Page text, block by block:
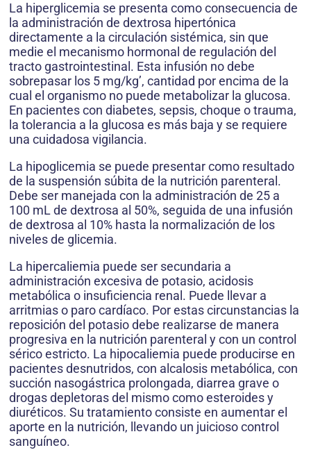
La hiperglicemia se presenta como consecuencia de
la administración de dextrosa hipertónica
directamente a la circulación sistémica, sin que
medie el mecanismo hormonal de regulación del
tracto gastrointestinal. Esta infusión no debe
sobrepasar los 5 mg/kg’, cantidad por encima de la
cual el organismo no puede metabolizar la glucosa.
En pacientes con diabetes, sepsis, choque o trauma,
la tolerancia a la glucosa es más baja y se requiere
una cuidadosa vigilancia.
La hipoglicemia se puede presentar como resultado
de la suspensión súbita de la nutrición parenteral.
Debe ser manejada con la administración de 25 a
100 mL de dextrosa al 50%, seguida de una infusión
de dextrosa al 10% hasta la normalización de los
niveles de glicemia.
La hipercaliemia puede ser secundaria a
administración excesiva de potasio, acidosis
metabólica o insuficiencia renal. Puede llevar a
arritmias o paro cardíaco. Por estas circunstancias la
reposición del potasio debe realizarse de manera
progresiva en la nutrición parenteral y con un control
sérico estricto. La hipocaliemia puede producirse en
pacientes desnutridos, con alcalosis metabólica, con
succión nasogástrica prolongada, diarrea grave o
drogas depletoras del mismo como esteroides y
diuréticos. Su tratamiento consiste en aumentar el
aporte en la nutrición, llevando un juicioso control
sanguíneo.